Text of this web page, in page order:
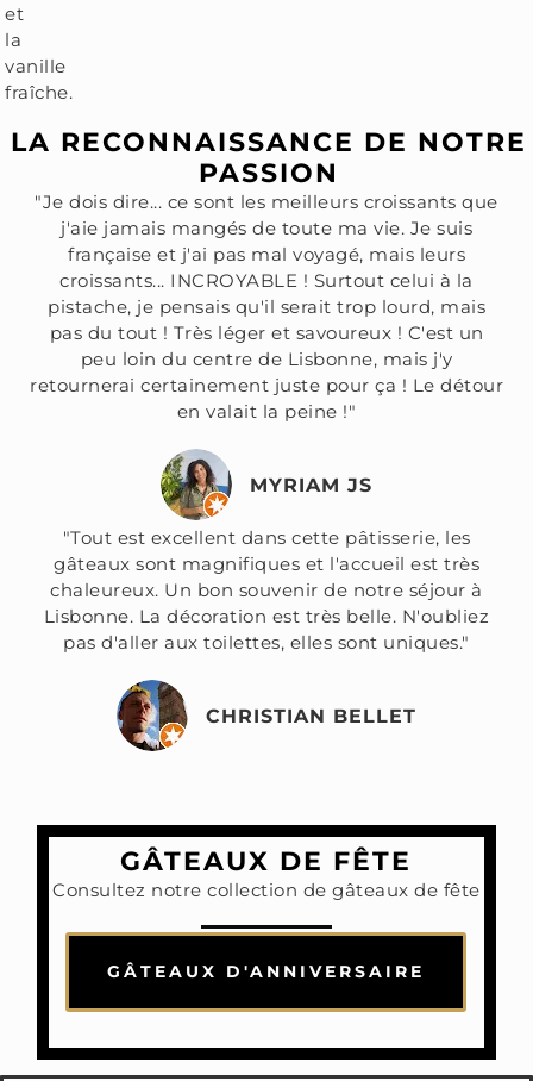
et
la
vanille
fraîche.
LA RECONNAISSANCE DE NOTRE
PASSION
"Je dois dire... ce sont les meilleurs croissants que
j'aie jamais mangés de toute ma vie. Je suis
française et j'ai pas mal voyagé, mais leurs
croissants... INCROYABLE ! Surtout celui à la
pistache, je pensais qu'il serait trop lourd, mais
pas du tout ! Très léger et savoureux ! C'est un
peu loin du centre de Lisbonne, mais j'y
retournerai certainement juste pour ça ! Le détour
en valait la peine !"
MYRIAM JS
"Tout est excellent dans cette pâtisserie, les
gâteaux sont magnifiques et l'accueil est très
chaleureux. Un bon souvenir de notre séjour à
Lisbonne. La décoration est très belle. N'oubliez
pas d'aller aux toilettes, elles sont uniques."
CHRISTIAN BELLET
GÂTEAUX DE FÊTE
Consultez notre collection de gâteaux de fête
GÂTEAUX D'ANNIVERSAIRE